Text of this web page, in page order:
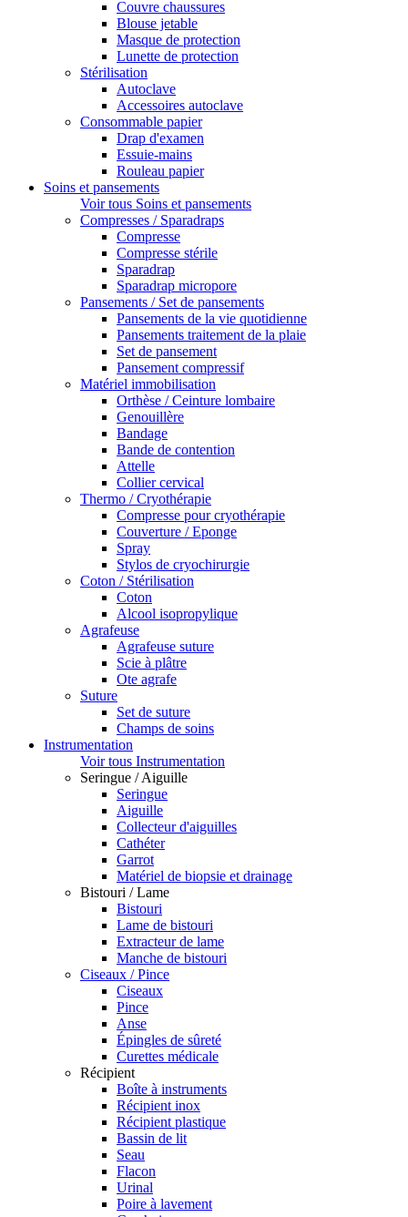
Couvre chaussures
Blouse jetable
Masque de protection
Lunette de protection
Stérilisation
Autoclave
Accessoires autoclave
Consommable papier
Drap d'examen
Essuie-mains
Rouleau papier
Soins et pansements
Voir tous Soins et pansements
Compresses / Sparadraps
Compresse
Compresse stérile
Sparadrap
Sparadrap micropore
Pansements / Set de pansements
Pansements de la vie quotidienne
Pansements traitement de la plaie
Set de pansement
Pansement compressif
Matériel immobilisation
Orthèse / Ceinture lombaire
Genouillère
Bandage
Bande de contention
Attelle
Collier cervical
Thermo / Cryothérapie
Compresse pour cryothérapie
Couverture / Eponge
Spray
Stylos de cryochirurgie
Coton / Stérilisation
Coton
Alcool isopropylique
Agrafeuse
Agrafeuse suture
Scie à plâtre
Ote agrafe
Suture
Set de suture
Champs de soins
Instrumentation
Voir tous Instrumentation
Seringue / Aiguille
Seringue
Aiguille
Collecteur d'aiguilles
Cathéter
Garrot
Matériel de biopsie et drainage
Bistouri / Lame
Bistouri
Lame de bistouri
Extracteur de lame
Manche de bistouri
Ciseaux / Pince
Ciseaux
Pince
Anse
Épingles de sûreté
Curettes médicale
Récipient
Boîte à instruments
Récipient inox
Récipient plastique
Bassin de lit
Seau
Flacon
Urinal
Poire à lavement